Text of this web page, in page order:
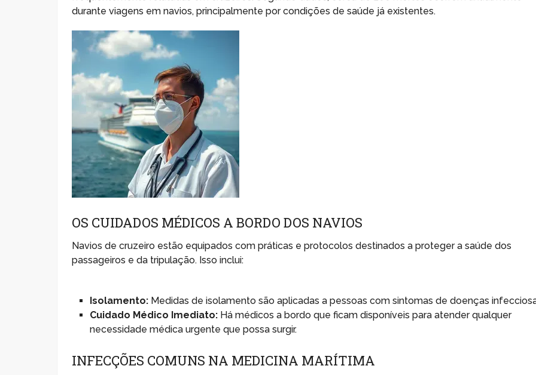
durante viagens em navios, principalmente por condições de saúde já existentes.
OS CUIDADOS MÉDICOS A BORDO DOS NAVIOS
Navios de cruzeiro estão equipados com práticas e protocolos destinados a proteger a saúde dos
passageiros e da tripulação. Isso inclui:
Isolamento: Medidas de isolamento são aplicadas a pessoas com sintomas de doenças
Cuidado Médico Imediato: Há médicos a bordo que ficam disponíveis para atender qualquer
necessidade médica urgente que possa surgir.
INFECÇÕES COMUNS NA MEDICINA MARÍTIMA